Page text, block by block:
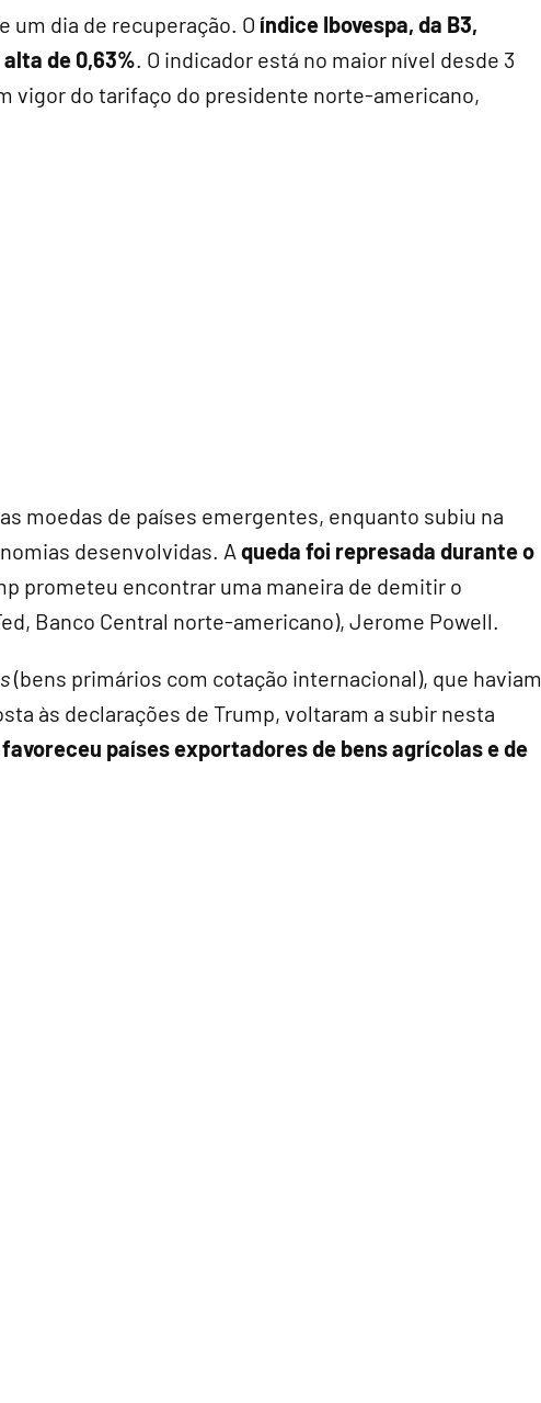
um dia de recuperação. O índice Ibovespa, da B3,
de 0,63%. O indicador está no maior nível desde 3
vigor do tarifaço do presidente norte-americano,
moedas de países emergentes, enquanto subiu na
desenvolvidas. A queda foi represada durante o
prometeu encontrar uma maneira de demitir o
Banco Central norte-americano), Jerome Powell.
(bens primários com cotação internacional), que haviam
às declarações de Trump, voltaram a subir nesta
países exportadores de bens agrícolas e de